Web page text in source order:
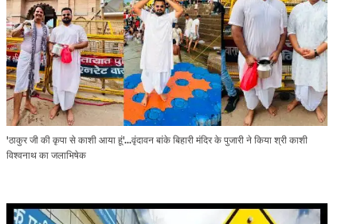
'ठाकुर जी की कृपा से काशी आया हूं'...वृंदावन बांके बिहारी मंदिर के पुजारी ने किया श्री काशी
विश्वनाथ का जलाभिषेक